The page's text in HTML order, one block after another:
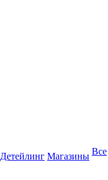
Детейлинг Магазины Все